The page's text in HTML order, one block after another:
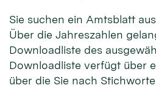
Sie suchen ein Amtsblatt
Über die Jahreszahlen
Downloadliste des
Downloadliste verfügt über
über die Sie nach